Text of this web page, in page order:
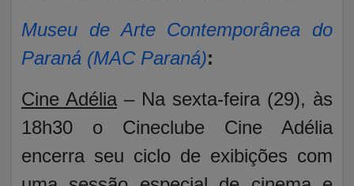
Museu de Arte Contemporânea do
Paraná (MAC Paraná):
Cine Adélia – Na sexta-feira (29), às
18h30 o Cineclube Cine Adélia
encerra seu ciclo de exibições com